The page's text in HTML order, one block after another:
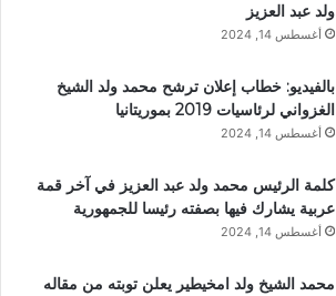
ولد عبد العزيز
أغسطس 14, 2024
بالفيديو: خطاب إعلان ترشح محمد ولد الشيخ
الغزواني لرئاسيات 2019 بموريتانيا
أغسطس 14, 2024
كلمة الرئيس محمد ولد عبد العزيز في آخر قمة
عربية يشارك فيها بصفته رئيسا للجمهورية
أغسطس 14, 2024
محمد الشيخ ولد امخيطير يعلن توبته من مقاله